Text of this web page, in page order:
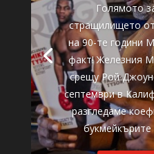
Голямото
стращилището
на 90-те години
факт! Железния
срещу Рой
септември в
разгледаме
букмейкърите